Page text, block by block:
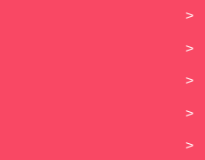
>
>
>
>
>